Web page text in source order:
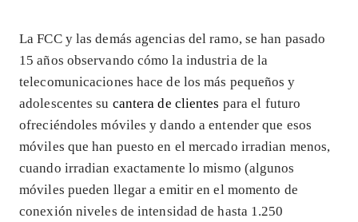
La FCC y las demás agencias del ramo, se han pasado
15 años observando cómo la industria de la
telecomunicaciones hace de los más pequeños y
adolescentes su cantera de clientes para el futuro
ofreciéndoles móviles y dando a entender que esos
móviles que han puesto en el mercado irradian menos,
cuando irradian exactamente lo mismo (algunos
móviles pueden llegar a emitir en el momento de
conexión niveles de intensidad de hasta 1.250